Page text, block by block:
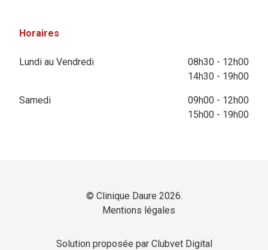
Horaires
Lundi au Vendredi
08h30 - 12h00
14h30 - 19h00
Samedi
09h00 - 12h00
15h00 - 19h00
© Clinique Daure 2026.
Mentions légales
Solution proposée par Clubvet Digital